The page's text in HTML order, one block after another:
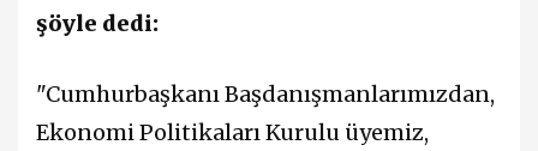
şöyle dedi:
"Cumhurbaşkanı Başdanışmanlarımızdan,
Ekonomi Politikaları Kurulu üyemiz,